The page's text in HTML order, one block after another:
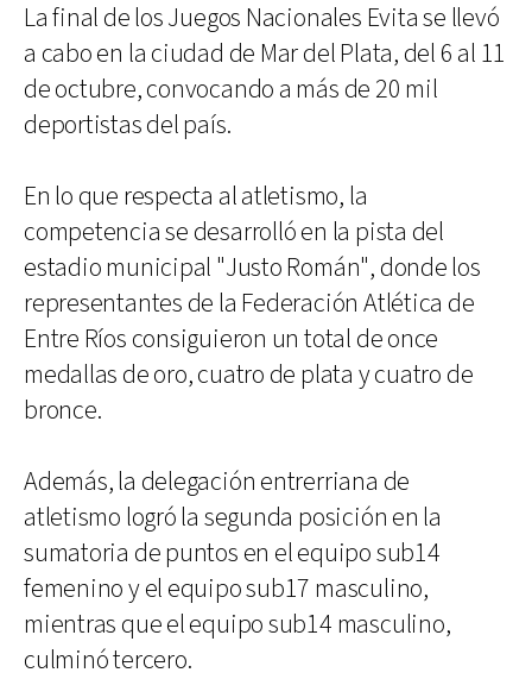
La final de los Juegos Nacionales Evita se llevó
a cabo en la ciudad de Mar del Plata, del 6 al 11
de octubre, convocando a más de 20 mil
deportistas del país.
En lo que respecta al atletismo, la
competencia se desarrolló en la pista del
estadio municipal "Justo Román", donde los
representantes de la Federación Atlética de
Entre Ríos consiguieron un total de once
medallas de oro, cuatro de plata y cuatro de
bronce.
Además, la delegación entrerriana de
atletismo logró la segunda posición en la
sumatoria de puntos en el equipo sub14
femenino y el equipo sub17 masculino,
mientras que el equipo sub14 masculino,
culminó tercero.